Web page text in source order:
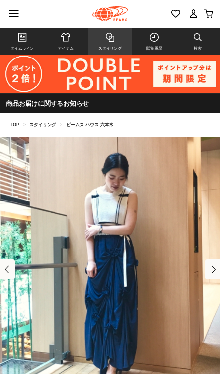
タイムライン アイテム スタイリング 閲覧履歴 検索
商品お届けに関するお知らせ
TOP > スタイリング > ビームス ハウス 六本木